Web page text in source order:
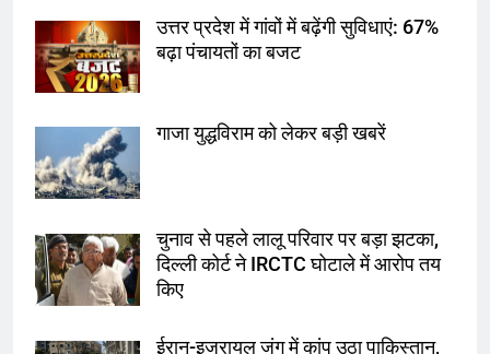
उत्तर प्रदेश में गांवों में बढ़ेंगी सुविधाएं: 67%
बढ़ा पंचायतों का बजट
गाजा युद्धविराम को लेकर बड़ी खबरें
चुनाव से पहले लालू परिवार पर बड़ा झटका,
दिल्ली कोर्ट ने IRCTC घोटाले में आरोप तय
किए
ईरान-इजरायल जंग में कांप उठा पाकिस्तान,
उत्तर प्रदेश में गांवों में बढ़ेंगी सुविधाएं: 67%
बढ़ा पंचायतों का बजट
7
8
दिल्ली कोर्ट ने IRCTC घोटाले में आरोप